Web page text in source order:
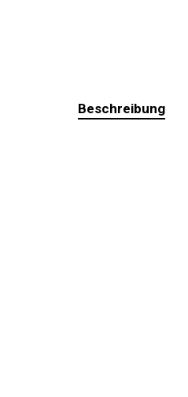
Beschreibung